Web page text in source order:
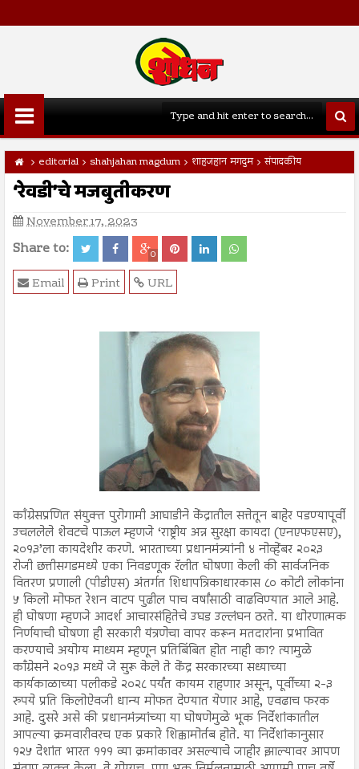
editorial shahjahan magdum शाहजहान मगदुम संपादकीय
‘रेवडी’चे मजबुतीकरण
November 17, 2023
Share to: 0
URL
Print
Email
कॉंग्रेसप्रणित संयुक्त पुरोगामी आघाडीने केंद्रातील सत्तेतून बाहेर पडण्यापूर्वी
उचललेले शेवटचे पाऊल म्हणजे ‘राष्ट्रीय अन्न सुरक्षा कायदा (एनएफएसए),
२०१३’ला कायदेशीर करणे. भारताच्या प्रधानमंत्र्यांनी ४ नोव्हेंबर २०२३
रोजी छत्तीसगडमध्ये एका निवडणूक रॅलीत घोषणा केली की सार्वजनिक
वितरण प्रणाली (पीडीएस) अंतर्गत शिधापत्रिकाधारकास ८० कोटी लोकांना
५ किलो मोफत रेशन वाटप पुढील पाच वर्षांसाठी वाढविण्यात आले आहे.
ही घोषणा म्हणजे आदर्श आचारसंहितेचे उघड उल्लंघन ठरते. या धोरणात्मक
निर्णयाची घोषणा ही सरकारी यंत्रणेचा वापर करून मतदारांना प्रभावित
करण्याचे अयोग्य माध्यम म्हणून प्रतिबिंबित होत नाही का? त्यामुळे
काँग्रेसने २०१३ मध्ये जे सुरू केले ते केंद्र सरकारच्या सध्याच्या
कार्यकाळाच्या पलीकडे २०२८ पर्यंत कायम राहणार असून, पूर्वीच्या २-३
रुपये प्रति किलोऐवजी धान्य मोफत देण्यात येणार आहे, एवढाच फरक
आहे. दुसरे असे की प्रधानमंत्र्यांच्या या घोषणेमुळे भूक निर्देशांकातील
आपल्या क्रमवारीवरच एक प्रकारे शिक्कामोर्तब होते. या निर्देशांकानुसार
१२५ देशांत भारत १११ व्या क्रमांकावर असल्याचे जाहीर झाल्यावर आपण